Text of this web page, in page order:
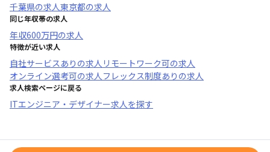
千葉県の求人東京都の求人
同じ年収帯の求人
年収600万円の求人
特徴が近い求人
自社サービスあり の求人 リモートワーク可の求人
オンライン選考可の求人フレックス制度あり の求人
求人検索ページに戻る
ITエンジニア・デザイナー求人を探す